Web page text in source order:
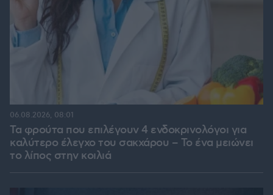
Τα φρούτα που επιλέγουν 4 ενδοκρινολόγοι για
καλύτερο έλεγχο του σακχάρου – Το ένα μειώνει
το λίπος στην κοιλιά
06.08.2026, 08:01